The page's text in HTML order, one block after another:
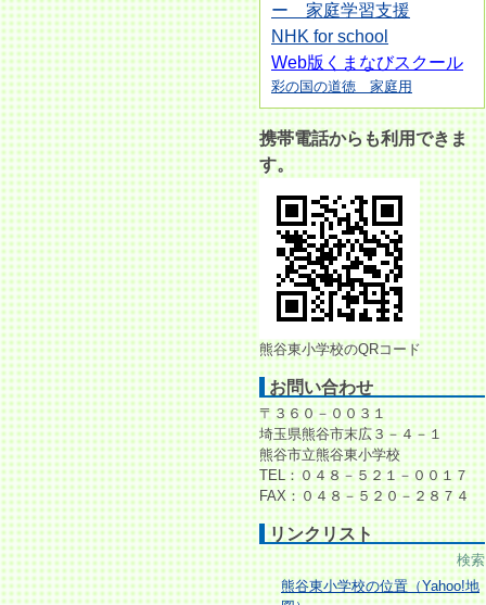
ー 家庭学習支援
NHK for school
Web版くまなびスクール
彩の国の道徳 家庭用
携帯電話からも利用できま
す。
熊谷東小学校のQRコード
お問い合わせ
〒３６０－００３１
埼玉県熊谷市末広３－４－１
熊谷市立熊谷東小学校
TEL：０４８－５２１－００１７
FAX：０４８－５２０－２８７４
リンクリスト
検索
熊谷東小学校の位置（Yahoo!地